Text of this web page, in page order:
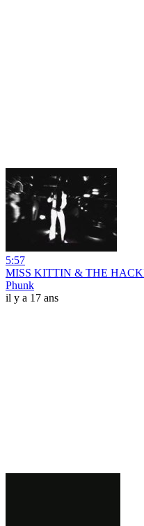
5:57
MISS KITTIN & THE
Phunk
il y a 17 ans